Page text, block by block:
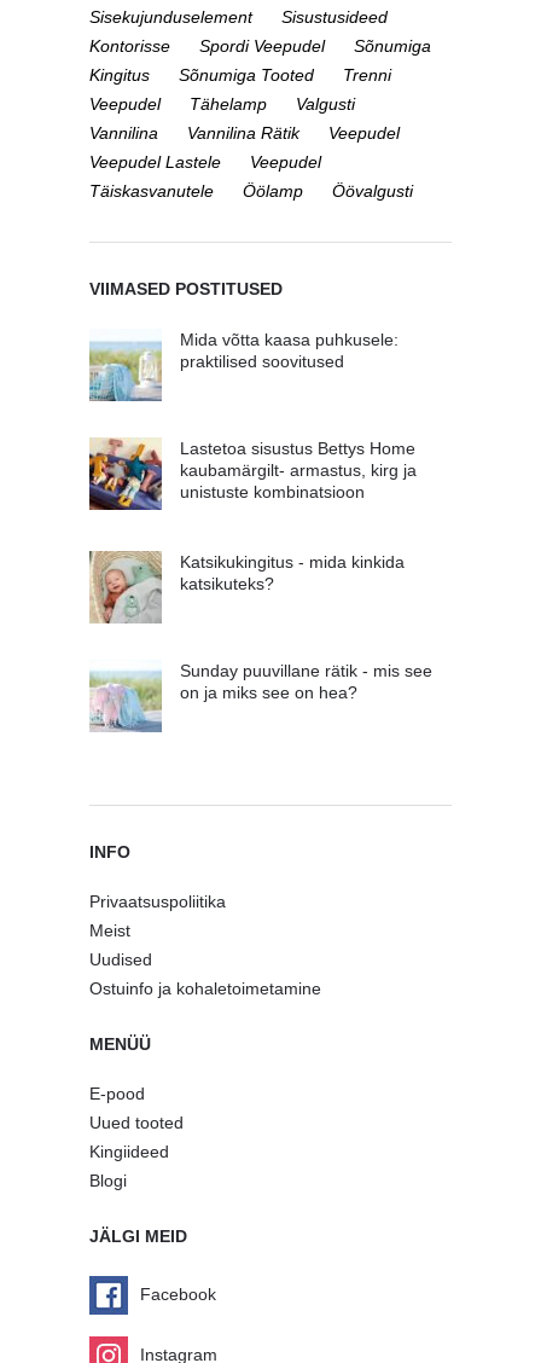
Sisekujunduselement
Sisustusideed
Kontorisse
Spordi Veepudel
Sõnumiga
Kingitus
Sõnumiga Tooted
Trenni
Veepudel
Tähelamp
Valgusti
Vannilina
Vannilina Rätik
Veepudel
Veepudel Lastele
Veepudel
Täiskasvanutele
Öölamp Öövalgusti
VIIMASED POSTITUSED
Mida võtta kaasa puhkusele:
praktilised soovitused
Lastetoa sisustus Bettys Home
kaubamärgilt- armastus, kirg ja
unistuste kombinatsioon
Katsikukingitus - mida kinkida
katsikuteks?
Sunday puuvillane rätik - mis see
on ja miks see on hea?
INFO
Privaatsuspoliitika
Meist
Uudised
Ostuinfo ja kohaletoimetamine
MENÜÜ
E-pood
Uued tooted
Kingiideed
Blogi
JÄLGI MEID
Facebook
Instagram